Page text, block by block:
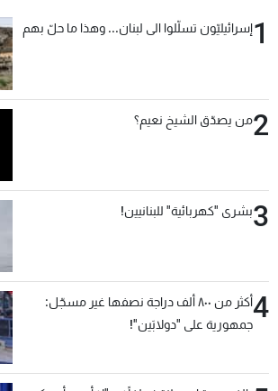
1إسرائيليّون تسلّلوا الى لبنان... وهذا ما حلّ بهم
2من يصدّق الشيخ نعيم؟
3بشرى "كهربائية" للبنانيين!
4
أكثر من ٨٠٠ ألف دراجة نصفها غير مسجّل:
جمهورية على "دولابَين"!
عن MTV
الإنـتـاج
وظائف
شروط الإسـتخدام
سياسة الخصوصية